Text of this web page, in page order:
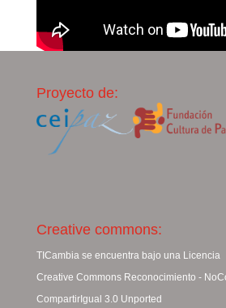
Proyecto de:
Creative commons:
TICambia se encuentra bajo una Licencia
Creative Commons Reconocimiento -
CompartirIgual 3.0 Unported